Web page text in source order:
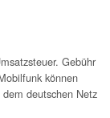
Gebühr
können
deutschen Netz